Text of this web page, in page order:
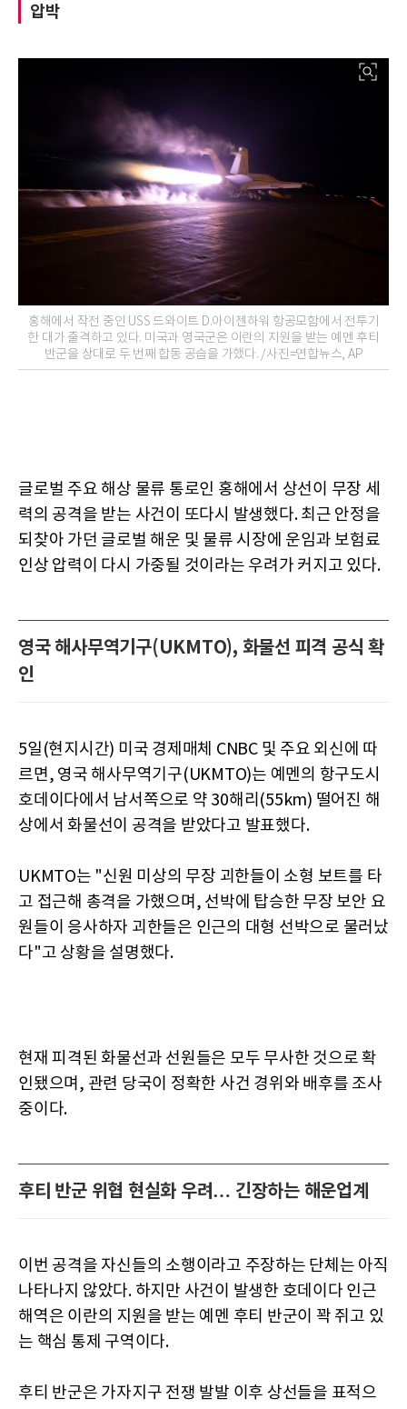
압박
홍해에서 작전 중인 USS 드와이트 D.아이젠하워 항공모함에서 전투기
한 대가 출격하고 있다. 미국과 영국군은 이란의 지원을 받는 예멘 후티
반군을 상대로 두 번째 합동 공습을 가했다. /사진=연합뉴스, AP
글로벌 주요 해상 물류 통로인 홍해에서 상선이 무장 세
력의 공격을 받는 사건이 또다시 발생했다. 최근 안정을
되찾아 가던 글로벌 해운 및 물류 시장에 운임과 보험료
인상 압력이 다시 가중될 것이라는 우려가 커지고 있다.
영국 해사무역기구(UKMTO), 화물선 피격 공식 확
인
5일(현지시간) 미국 경제매체 CNBC 및 주요 외신에 따
르면, 영국 해사무역기구(UKMTO)는 예멘의 항구도시
호데이다에서 남서쪽으로 약 30해리(55km) 떨어진 해
상에서 화물선이 공격을 받았다고 발표했다.
UKMTO는 "신원 미상의 무장 괴한들이 소형 보트를 타
고 접근해 총격을 가했으며, 선박에 탑승한 무장 보안 요
원들이 응사하자 괴한들은 인근의 대형 선박으로 물러났
다"고 상황을 설명했다.
현재 피격된 화물선과 선원들은 모두 무사한 것으로 확
인됐으며, 관련 당국이 정확한 사건 경위와 배후를 조사
중이다.
후티 반군 위협 현실화 우려… 긴장하는 해운업계
이번 공격을 자신들의 소행이라고 주장하는 단체는 아직
나타나지 않았다. 하지만 사건이 발생한 호데이다 인근
해역은 이란의 지원을 받는 예멘 후티 반군이 꽉 쥐고 있
는 핵심 통제 구역이다.
후티 반군은 가자지구 전쟁 발발 이후 상선들을 표적으